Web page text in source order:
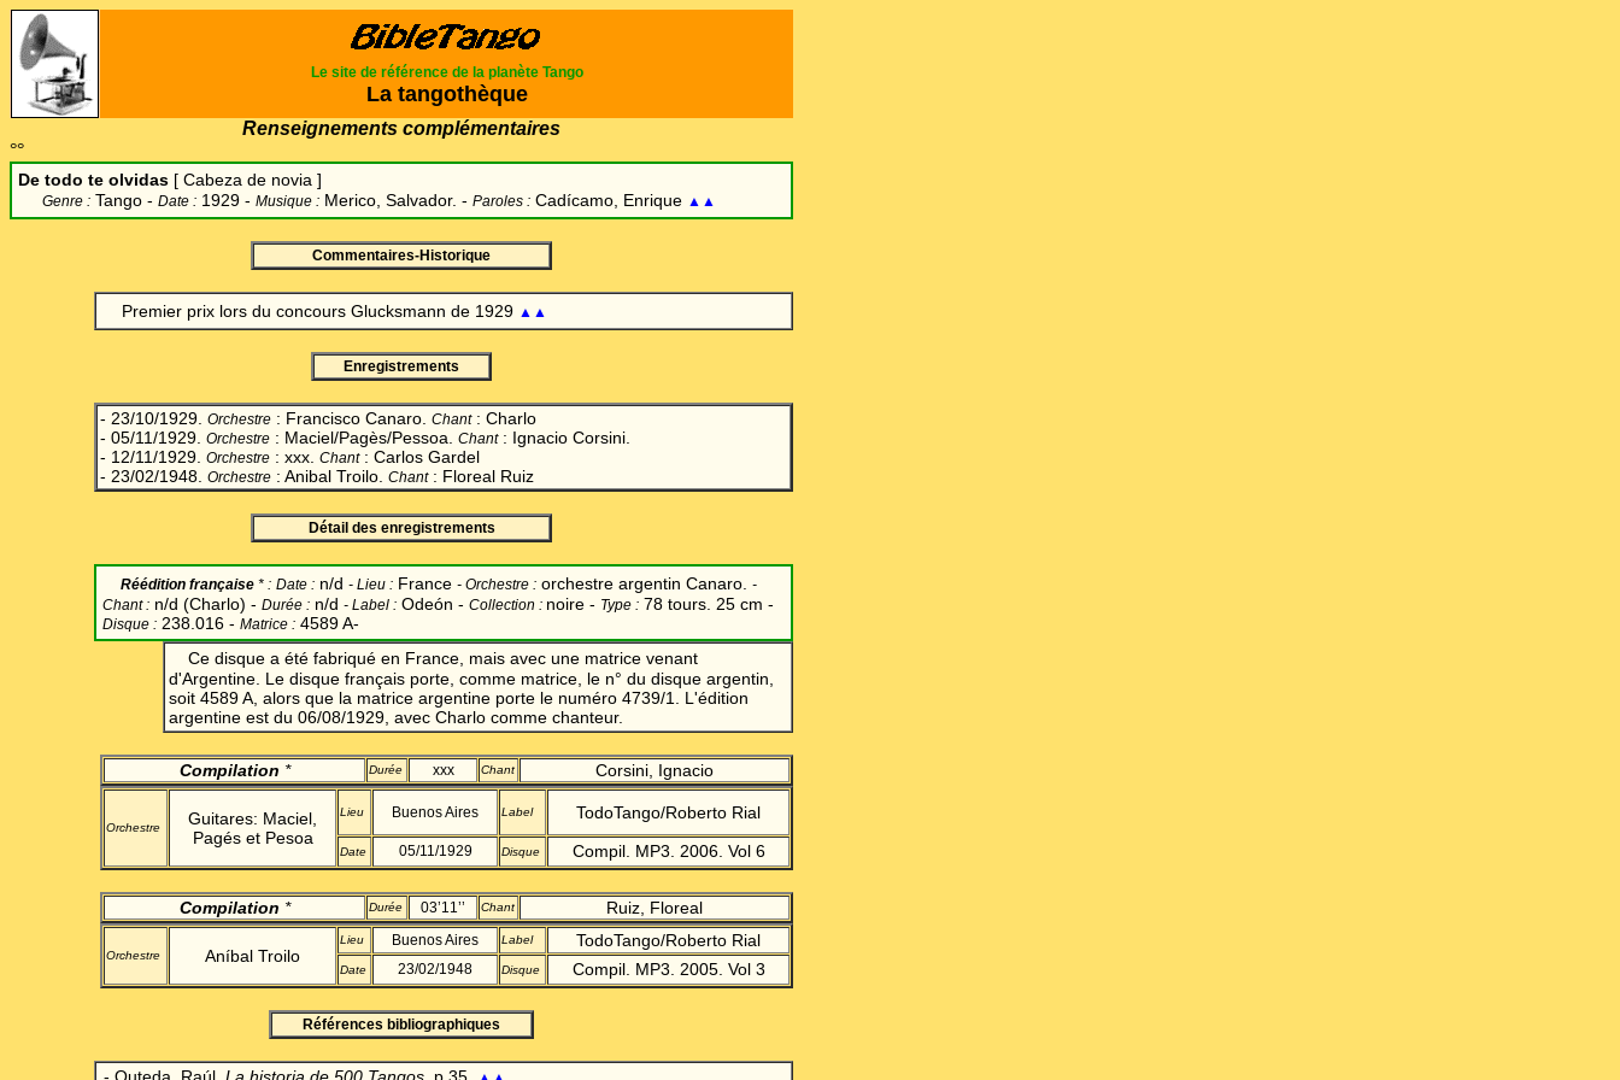
Le site de référence de la planète Tango
La tangothèque
Renseignements complémentaires
°°
De todo te olvidas [ Cabeza de novia ]
Genre : Tango - Date : 1929 - Musique : Merico, Salvador. - Paroles : Cadícamo, Enrique ▲▲
Commentaires-Historique
Premier prix lors du concours Glucksmann de 1929 ▲▲
Enregistrements
- 23/10/1929. Orchestre : Francisco Canaro. Chant: Charlo
- 05/11/1929. Orchestre : Maciel/Pagès/Pessoa. Chant: Ignacio Corsini.
- 12/11/1929. Orchestre : xxx. Chant: Carlos Gardel
- 23/02/1948. Orchestre : Anibal Troilo. Chant: Floreal Ruiz
Détail des enregistrements
Réédition française * : Date : n/d - Lieu : France - Orchestre : orchestre argentin Canaro. -
Chant: n/d (Charlo) - Durée : n/d - Label : Odeón - Collection : noire - Type : 78 tours. 25 cm -
Disque : 238.016 - Matrice : 4589 A-
Ce disque a été fabriqué en France, mais avec une matrice venant
d'Argentine. Le disque français porte, comme matrice, le n° du disque argentin,
soit 4589 A, alors que la matrice argentine porte le numéro 4739/1. L'édition
argentine est du 06/08/1929, avec Charlo comme chanteur.
Compilation * Durée xxx Chant Corsini, Ignacio
Orchestre
Guitares: Maciel,
Pagés et Pesoa
Lieu Buenos Aires Label TodoTango/Roberto Rial
Date 05/11/1929 Disque Compil. MP3. 2006. Vol 6
Compilation * Durée 03’11’’ Chant Ruiz, Floreal
Orchestre Aníbal Troilo
Lieu Buenos Aires Label TodoTango/Roberto Rial
Date 23/02/1948 Disque Compil. MP3. 2005. Vol 3
Références bibliographiques